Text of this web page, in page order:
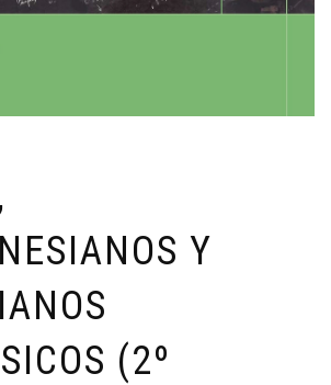
Y
(2º